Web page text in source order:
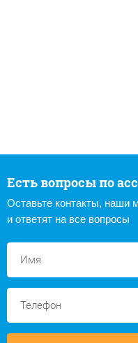
Есть вопросы по
Оставьте контакты, наши
и ответят на все вопросы